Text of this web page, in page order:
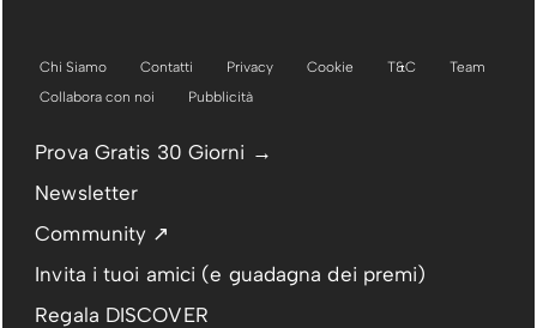
Chi Siamo Contatti Privacy Cookie T&C
Team
Collabora con noi
Pubblicità
Prova Gratis 30 Giorni →
Newsletter
Community ↗
Invita i tuoi amici (e guadagna dei premi)
Regala DISCOVER